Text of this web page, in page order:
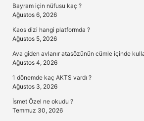
Bayram için nüfusu kaç ?
Ağustos 6, 2026
Kaos dizi hangi platformda ?
Ağustos 5, 2026
Ava giden avlanır atasözünün cümle içinde
Ağustos 4, 2026
1 dönemde kaç AKTS vardı ?
Ağustos 3, 2026
İsmet Özel ne okudu ?
Temmuz 30, 2026